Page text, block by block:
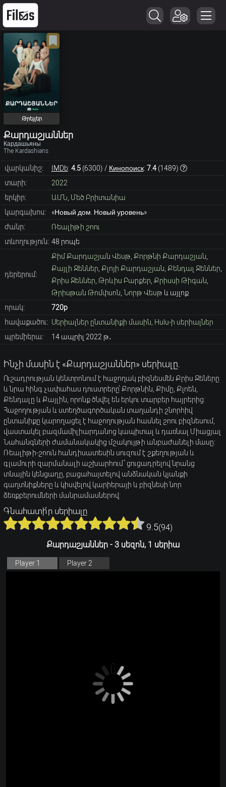
Թրեյլեր
Քարդաշյաններ
Кардашьяны
The Kardashians
վարկանիշ: IMDb: 4.5(6300) / Кинопоиск: 7.4(1489)
տարի:
2022
երկիր:
ԱՄՆ, Մեծ Բրիտանիա
կարգախոս:
«Новый дом. Новый уровень»
ժանր:
Ռեալիթի շոու
տևողություն: 48 րոպե
դերերում:
Քիմ Քարդաշյան Վեսթ, Քորթնի Քարդաշյան,
Քայլի Ջեններ, Քլոյի Քարդաշյան, Քենդալ Ջեններ,
Քրիս Ջեններ, Թրևիս Բարքեր, Քրիսսի Թիգան,
Թրիսթան Թոմփսոն, Նորթ Վեսթև այլոք
որակ:
720p
հավաքածու: Սերիալներ ընտանիքի մասին, Hulu-ի սերիալներ
պրեմիերա:
14 ապրիլ 2022 թ․
Ինչի մասին է «Քարդաշյաններ» սերիալը.
Ուշադրության կենտրոնում է հաջողակ բիզնեսմեն Քրիս Ջեները
և նրա հինգ չափահաս դուստրերը՝ Քորթնին, Քիմը, Քլոեն,
Քենդալը և Քայլին, որոնք ծնվել են երկու տարբեր հայրերից:
Հաջողության և ստեղծագործական տաղանդի շնորհիվ
ընտանիքը կարողացել է հաջողության հասնել շոու բիզնեսում,
վաստակել բազմամիլիարդանոց կապիտալ և դառնալ Միացյալ
Նահանգների ժամանակակից մշակույթի անբաժանելի մասը:
Ռեալիթի-շոուն հանդիսատեսին սուզում է շքեղության և
գլամուրի զարմանալի աշխարհում՝ ցուցադրելով նրանց
տնային կենցաղը, բացահայտելով անձնական կյանքի
գաղտնիքները և կիսվելով կարիերայի և բիզնեսի նոր
ձեռքբերումների մանրամասներով:
Գնահատի՛ր սերիալը
9.5(94)
Քարդաշյաններ - 3 սեզոն, 1 սերիա
Player 1 Player 2